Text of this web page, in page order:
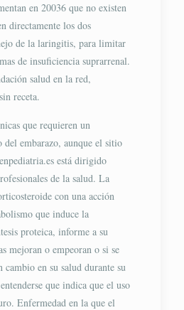
en 20036 que no existen
directamente los dos
de la laringitis, para limitar
de insuficiencia suprarrenal.
salud en la red,
receta.
que requieren un
embarazo, aunque el sitio
está dirigido
de la salud. La
con una acción
que induce la
proteica, informe a su
mejoran o empeoran o si se
en su salud durante su
que indica que el uso
Enfermedad en la que el